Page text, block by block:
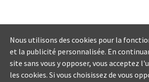
Nous utilisons des cookies pour la
et la publicité personnalisée. En
site sans vous y opposer, vous acceptez
les cookies. Si vous choisissez de vous